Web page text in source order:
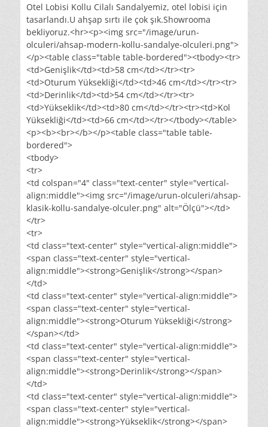
Otel Lobisi Kollu Cilalı Sandalyemiz, otel lobisi için
tasarlandı.U ahşap sırtı ile çok şık.Showrooma
bekliyoruz.<hr><p><img src="/image/urun-
olculeri/ahsap-modern-kollu-sandalye-olculeri.png">
</p><table class="table table-bordered"><tbody><tr>
<td>Genişlik</td><td>58 cm</td></tr><tr>
<td>Oturum Yüksekliği</td><td>46 cm</td></tr><tr>
<td>Derinlik</td><td>54 cm</td></tr><tr>
<td>Yükseklik</td><td>80 cm</td></tr><tr><td>Kol
Yüksekliği</td><td>66 cm</td></tr></tbody></table>
<p><b><br></b></p><table class="table table-
bordered">
<tbody>
<tr>
<td colspan="4" class="text-center" style="vertical-
align:middle"><img src="/image/urun-olculeri/ahsap-
klasik-kollu-sandalye-olculer.png" alt="Ölçü"></td>
</tr>
<tr>
<td class="text-center" style="vertical-align:middle">
<span class="text-center" style="vertical-
align:middle"><strong>Genişlik</strong></span>
</td>
<td class="text-center" style="vertical-align:middle">
<span class="text-center" style="vertical-
align:middle"><strong>Oturum Yüksekliği</strong>
</span></td>
<td class="text-center" style="vertical-align:middle">
<span class="text-center" style="vertical-
align:middle"><strong>Derinlik</strong></span>
</td>
<td class="text-center" style="vertical-align:middle">
<span class="text-center" style="vertical-
align:middle"><strong>Yükseklik</strong></span>